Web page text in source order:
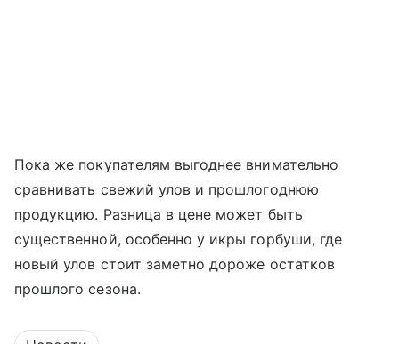
Пока же покупателям выгоднее внимательно
сравнивать свежий улов и прошлогоднюю
продукцию. Разница в цене может быть
существенной, особенно у икры горбуши, где
новый улов стоит заметно дороже остатков
прошлого сезона.